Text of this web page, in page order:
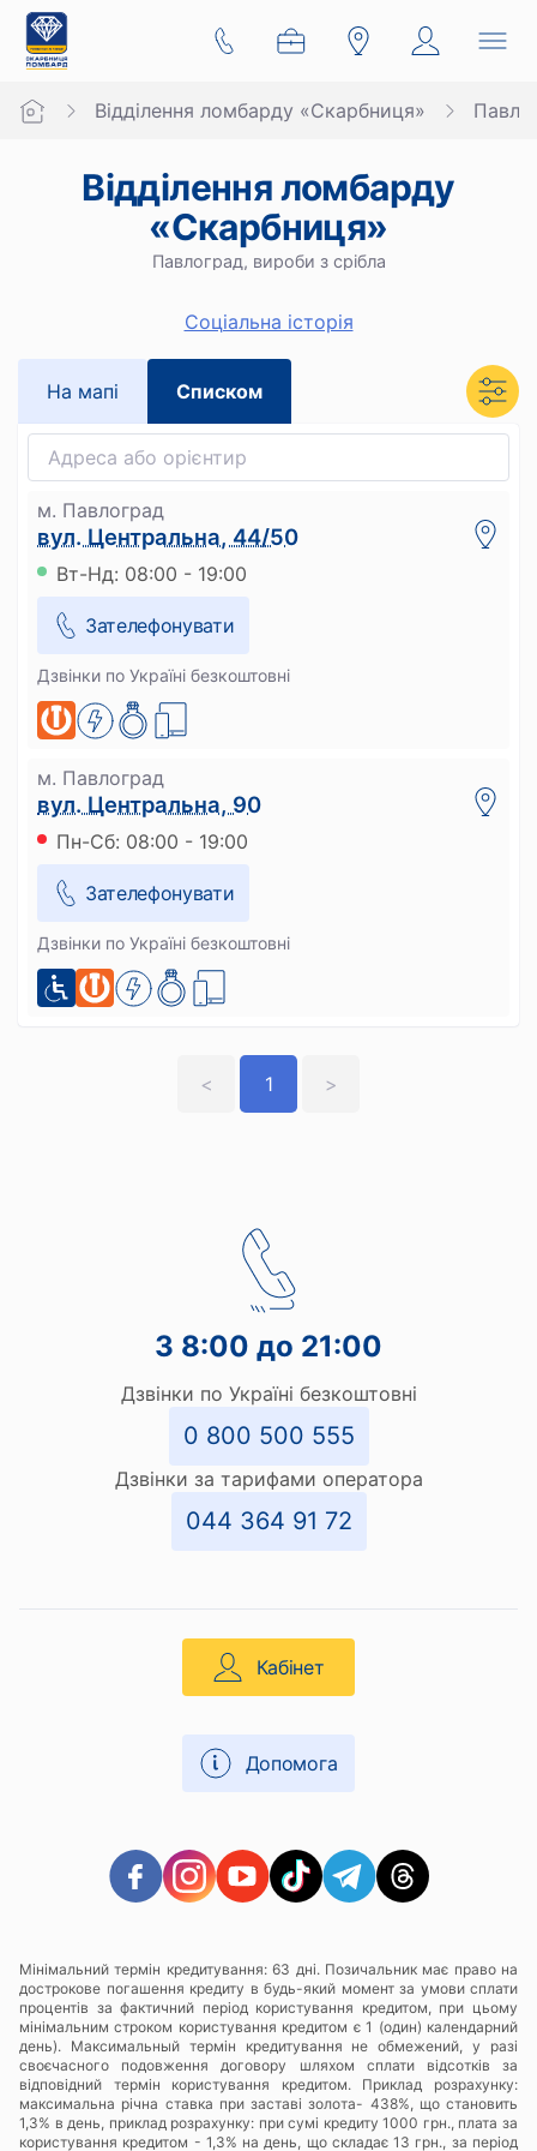
Відділення ломбарду «Скарбниця»
Відділення ломбарду
«Скарбниця»
Павлоград, вироби з срібла
Cоціальна історія
На мапi Списком
м. Павлоград
вул. Центральна, 44/50
Вт-Нд: 08:00 - 19:00
Зателефонувати
Дзвінки по Україні безкоштовні
м. Павлоград
вул. Центральна, 90
Пн-Сб: 08:00 - 19:00
Зателефонувати
Дзвінки по Україні безкоштовні
< 1 >
З 8:00 до 21:00
Дзвінки по Україні безкоштовні
0 800 500 555
Дзвінки за тарифами оператора
044 364 91 72
Кабінет
Допомога
Мінімальний термін кредитування: 63 дні. Позичальник має право на
дострокове погашення кредиту в будь-який момент за умови сплати
процентів за фактичний період користування кредитом, при цьому
мінімальним строком користування кредитом є 1 (один) календарний
день). Максимальный термін кредитування не обмежений, у разі
своєчасного подовження договору шляхом сплати відсотків за
відповідний термін користування кредитом. Приклад розрахунку:
максимальна річна ставка при заставі золота- 438%, що становить
1,3% в день, приклад розрахунку: при сумі кредиту 1000 грн., плата за
користування кредитом - 1,3% на день, що складає 13 грн., за період